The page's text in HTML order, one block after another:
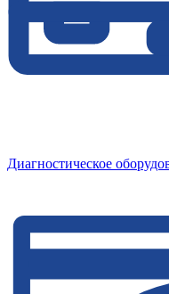
Диагностическое